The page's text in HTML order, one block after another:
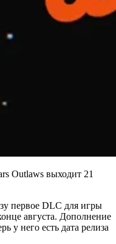
первое DLC для игры
августа. Дополнение
у него есть дата релиза